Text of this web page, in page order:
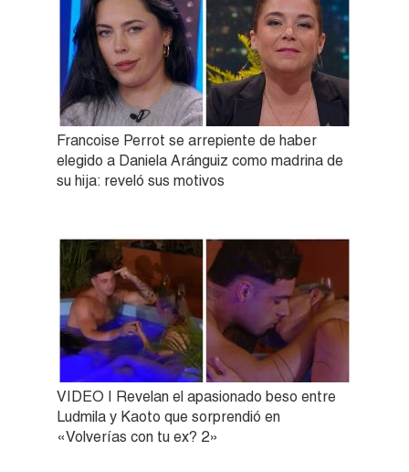
Francoise Perrot se arrepiente de haber
elegido a Daniela Aránguiz como madrina de
su hija: reveló sus motivos
VIDEO | Revelan el apasionado beso entre
Ludmila y Kaoto que sorprendió en
«Volverías con tu ex? 2»